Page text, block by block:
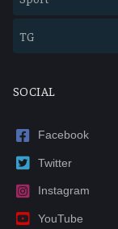
TG
SOCIAL
Facebook
Twitter
Instagram
YouTube